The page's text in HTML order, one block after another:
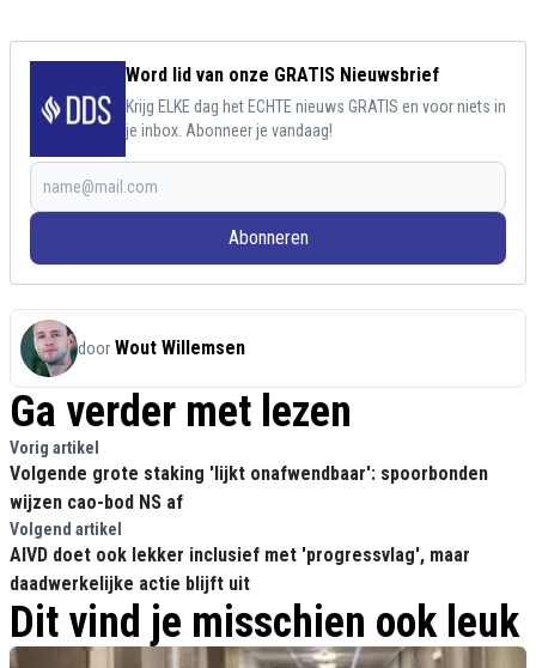
Word lid van onze GRATIS Nieuwsbrief
Krijg ELKE dag het ECHTE nieuws GRATIS en voor niets in
je inbox. Abonneer je vandaag!
Abonneren
door Wout Willemsen
Ga verder met lezen
Vorig artikel
Volgende grote staking 'lijkt onafwendbaar': spoorbonden
wijzen cao-bod NS af
Volgend artikel
AIVD doet ook lekker inclusief met 'progressvlag', maar
daadwerkelijke actie blijft uit
Dit vind je misschien ook leuk